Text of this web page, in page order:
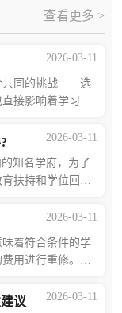
查看更多 >
2026-03-11
共同的挑战——选
接影响着学习体
2026-03-11
知名学府，为了
扶持和学位回
2026-03-11
着符合条件的学
用进行重修。本
2026-03-11
议